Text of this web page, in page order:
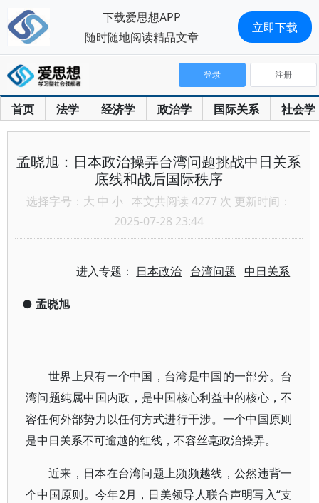
首页 法学 经济学 政治学 国际关系 社会学
登录 注册
孟晓旭：日本政治操弄台湾问题挑战中日关系
底线和战后国际秩序
选择字号： 大 中 小 本文共阅读 4277 次 更新时间：
2025-07-28 23:44
进入专题： 日本政治 台湾问题 中日关系
● 孟晓旭
世界上只有一个中国，台湾是中国的一部分。台
湾问题纯属中国内政，是中国核心利益中的核心，不
容任何外部势力以任何方式进行干涉。一个中国原则
是中日关系不可逾越的红线，不容丝毫政治操弄。
近来，日本在台湾问题上频频越线，公然违背一
个中国原则。今年2月，日美领导人联合声明写入“支
下载爱思想APP
随时随地阅读精品文章
立即下载